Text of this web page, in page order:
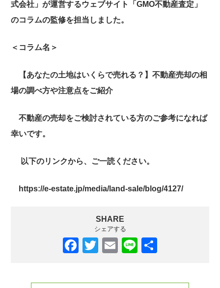
式会社」が運営するウェブサイト「GMO不動産査定」
のコラムの監修を担当しました。
＜コラム名＞
【あなたの土地はいくらで売れる？】不動産売却の相
場の調べ方や注意点をご紹介
不動産の売却をご検討されている方のご参考になれば
幸いです。
以下のリンクから、ご一読ください。
https://e-estate.jp/media/land-sale/blog/4127/
SHARE
シェアする
F
T
E
Li